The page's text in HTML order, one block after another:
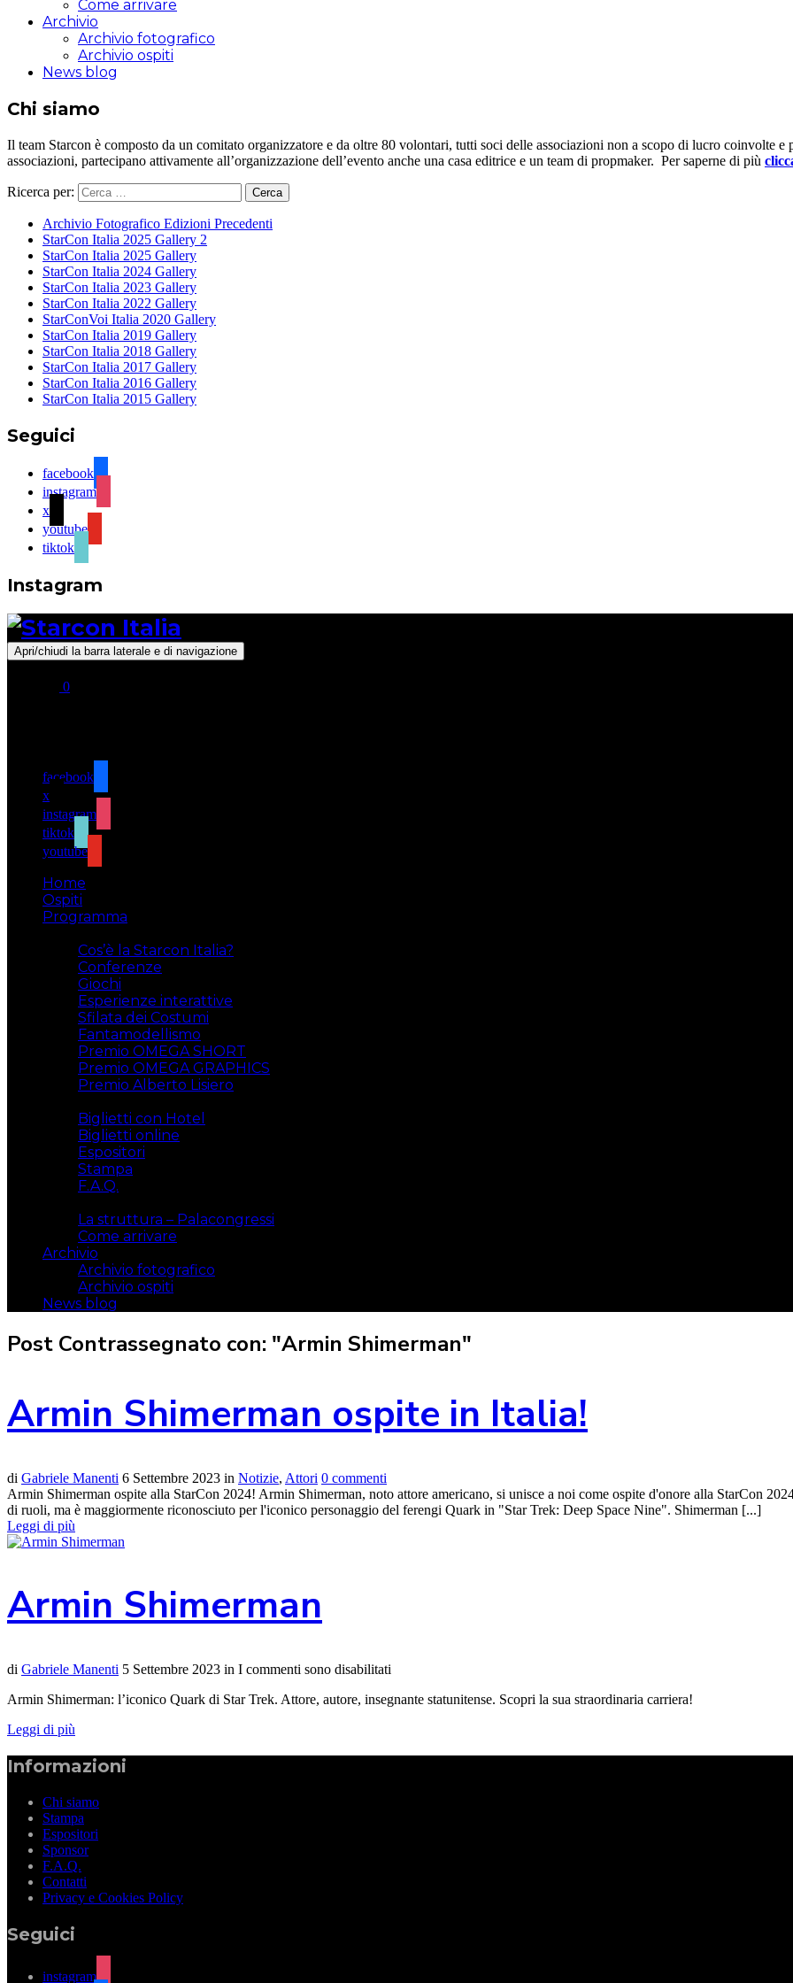
Come arrivare
Archivio
Archivio fotografico
Archivio ospiti
News blog
Chi siamo
Il team Starcon è composto da un comitato organizzatore e da oltre 80 volontari, tutti soci delle associazioni non a scopo di lucro coinvolte
associazioni, partecipano attivamente all’organizzazione dell’evento anche una casa editrice e un team di propmaker. Per saperne di più
Ricerca per:
Archivio Fotografico Edizioni Precedenti
StarCon Italia 2025 Gallery 2
StarCon Italia 2025 Gallery
StarCon Italia 2024 Gallery
StarCon Italia 2023 Gallery
StarCon Italia 2022 Gallery
StarConVoi Italia 2020 Gallery
StarCon Italia 2019 Gallery
StarCon Italia 2018 Gallery
StarCon Italia 2017 Gallery
StarCon Italia 2016 Gallery
StarCon Italia 2015 Gallery
Seguici
facebook
instagram
x
youtube
tiktok
Instagram
Apri/chiudi la barra laterale e di navigazione
0
facebook
x
instagram
tiktok
youtube
Home
Ospiti
Programma
Cos’è la Starcon Italia?
Conferenze
Giochi
Esperienze interattive
Sfilata dei Costumi
Fantamodellismo
Premio OMEGA SHORT
Premio OMEGA GRAPHICS
Premio Alberto Lisiero
Biglietti con Hotel
Biglietti online
Espositori
Stampa
F.A.Q.
La struttura – Palacongressi
Come arrivare
Archivio
Archivio fotografico
Archivio ospiti
News blog
Post Contrassegnato con: "Armin Shimerman"
Armin Shimerman ospite in Italia!
di Gabriele Manenti 6 Settembre 2023 in Notizie, Attori 0 commenti
Armin Shimerman ospite alla StarCon 2024! Armin Shimerman, noto attore americano, si unisce a noi come ospite d'onore alla StarCon
di ruoli, ma è maggiormente riconosciuto per l'iconico personaggio del ferengi Quark in "Star Trek: Deep Space Nine". Shimerman [...]
Leggi di più
Armin Shimerman
di Gabriele Manenti 5 Settembre 2023 in I commenti sono disabilitati
Armin Shimerman: l’iconico Quark di Star Trek. Attore, autore, insegnante statunitense. Scopri la sua straordinaria carriera!
Leggi di più
Informazioni
Chi siamo
Stampa
Espositori
Sponsor
F.A.Q.
Contatti
Privacy e Cookies Policy
Seguici
instagram